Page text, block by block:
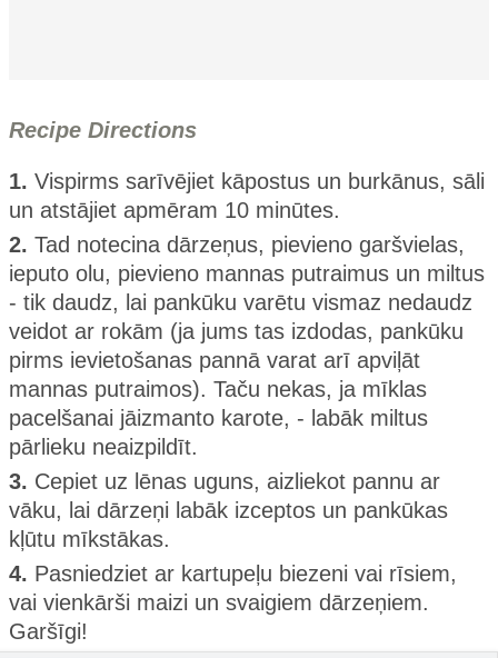
Recipe Directions
1. Vispirms sarīvējiet kāpostus un burkānus, sāli
un atstājiet apmēram 10 minūtes.
2. Tad notecina dārzeņus, pievieno garšvielas,
ieputo olu, pievieno mannas putraimus un miltus
- tik daudz, lai pankūku varētu vismaz nedaudz
veidot ar rokām (ja jums tas izdodas, pankūku
pirms ievietošanas pannā varat arī apviļāt
mannas putraimos). Taču nekas, ja mīklas
pacelšanai jāizmanto karote, - labāk miltus
pārlieku neaizpildīt.
3. Cepiet uz lēnas uguns, aizliekot pannu ar
vāku, lai dārzeņi labāk izceptos un pankūkas
kļūtu mīkstākas.
4. Pasniedziet ar kartupeļu biezeni vai rīsiem,
vai vienkārši maizi un svaigiem dārzeņiem.
Garšīgi!